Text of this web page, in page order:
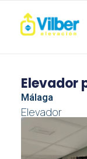
Elevador
Málaga
Elevador